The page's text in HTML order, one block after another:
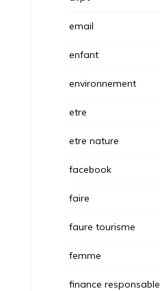
email
enfant
environnement
etre
etre nature
facebook
faire
faure tourisme
femme
finance responsable